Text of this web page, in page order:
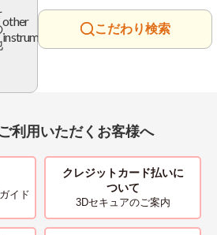
other
instrument
こだわり検索
利用いただくお客様へ
イド
クレジットカード払いに
ついて
3Dセキュアのご案内